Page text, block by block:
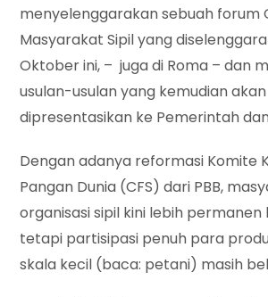
menyelenggarakan sebuah forum
Masyarakat Sipil yang
Oktober ini, – juga di Roma – dan
usulan-usulan yang kemudian akan
dipresentasikan ke Pemerintah dan
Dengan adanya reformasi Komite
Pangan Dunia (CFS) dari PBB,
organisasi sipil kini lebih permanen
tetapi partisipasi penuh para
skala kecil (baca: petani) masih